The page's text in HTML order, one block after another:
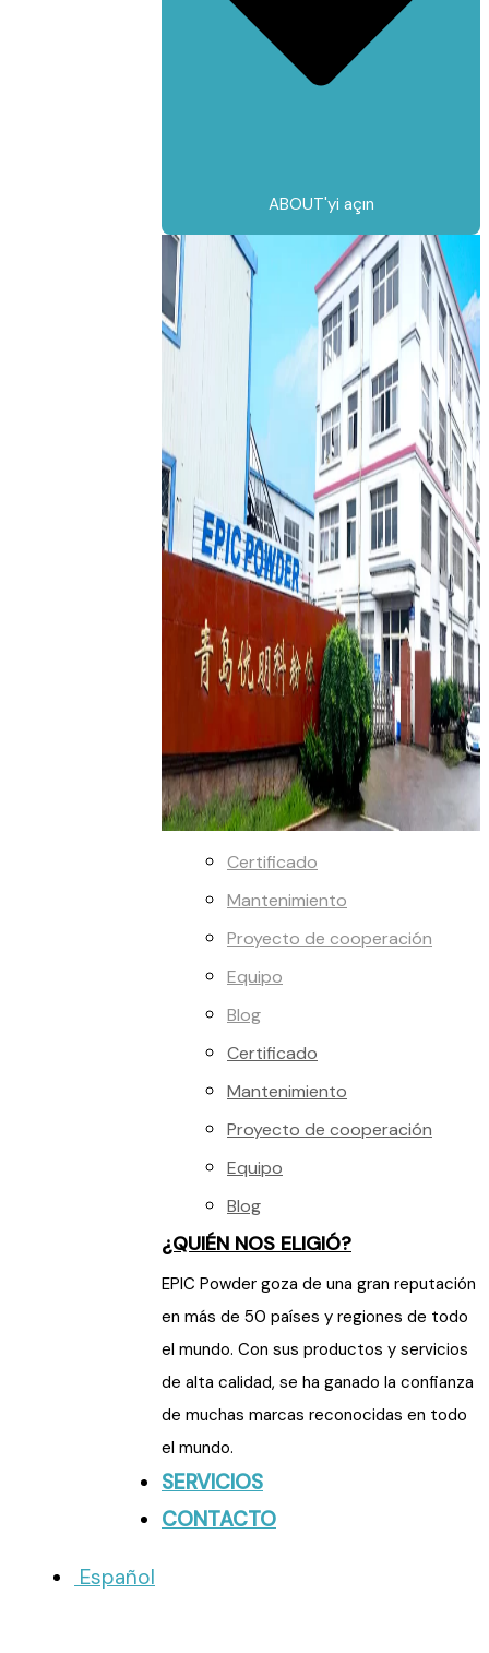
ABOUT'yi açın
Certificado
Mantenimiento
Proyecto de cooperación
Equipo
Blog
Certificado
Mantenimiento
Proyecto de cooperación
Equipo
Blog
¿QUIÉN NOS ELIGIÓ?
EPIC Powder goza de una gran reputación
en más de 50 países y regiones de todo
el mundo. Con sus productos y servicios
de alta calidad, se ha ganado la confianza
de muchas marcas reconocidas en todo
el mundo.
SERVICIOS
CONTACTO
Español